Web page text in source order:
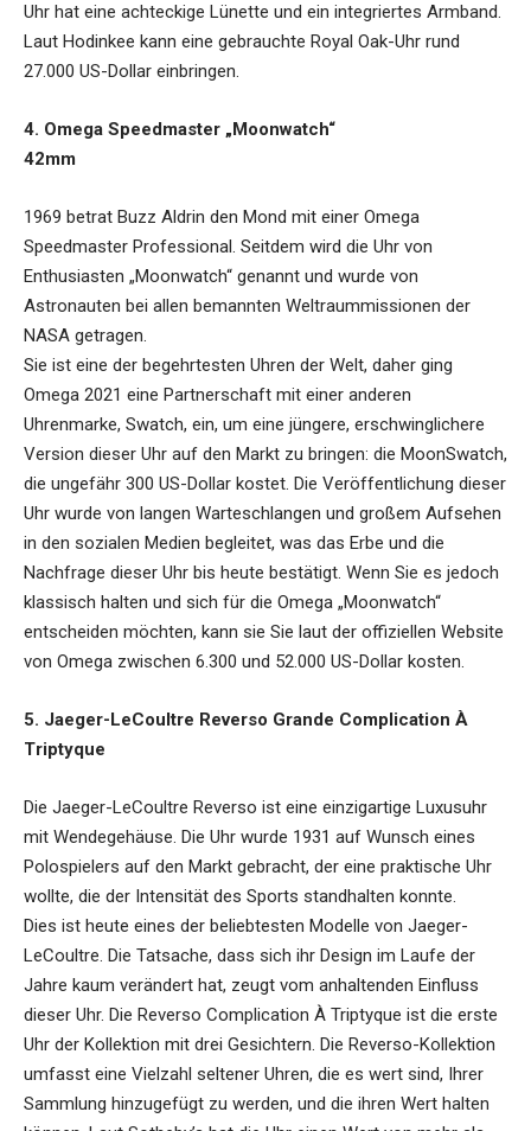
Uhr hat eine achteckige Lünette und ein integriertes Armband.
Laut Hodinkee kann eine gebrauchte Royal Oak-Uhr rund
27.000 US-Dollar einbringen.
4. Omega Speedmaster „Moonwatch“
42mm
1969 betrat Buzz Aldrin den Mond mit einer Omega
Speedmaster Professional. Seitdem wird die Uhr von
Enthusiasten „Moonwatch“ genannt und wurde von
Astronauten bei allen bemannten Weltraummissionen der
NASA getragen.
Sie ist eine der begehrtesten Uhren der Welt, daher ging
Omega 2021 eine Partnerschaft mit einer anderen
Uhrenmarke, Swatch, ein, um eine jüngere, erschwinglichere
Version dieser Uhr auf den Markt zu bringen: die MoonSwatch,
die ungefähr 300 US-Dollar kostet. Die Veröffentlichung dieser
Uhr wurde von langen Warteschlangen und großem Aufsehen
in den sozialen Medien begleitet, was das Erbe und die
Nachfrage dieser Uhr bis heute bestätigt. Wenn Sie es jedoch
klassisch halten und sich für die Omega „Moonwatch“
entscheiden möchten, kann sie Sie laut der offiziellen Website
von Omega zwischen 6.300 und 52.000 US-Dollar kosten.
5. Jaeger-LeCoultre Reverso Grande Complication À
Triptyque
Die Jaeger-LeCoultre Reverso ist eine einzigartige Luxusuhr
mit Wendegehäuse. Die Uhr wurde 1931 auf Wunsch eines
Polospielers auf den Markt gebracht, der eine praktische Uhr
wollte, die der Intensität des Sports standhalten konnte.
Dies ist heute eines der beliebtesten Modelle von Jaeger-
LeCoultre. Die Tatsache, dass sich ihr Design im Laufe der
Jahre kaum verändert hat, zeugt vom anhaltenden Einfluss
dieser Uhr. Die Reverso Complication À Triptyque ist die erste
Uhr der Kollektion mit drei Gesichtern. Die Reverso-Kollektion
umfasst eine Vielzahl seltener Uhren, die es wert sind, Ihrer
Sammlung hinzugefügt zu werden, und die ihren Wert halten